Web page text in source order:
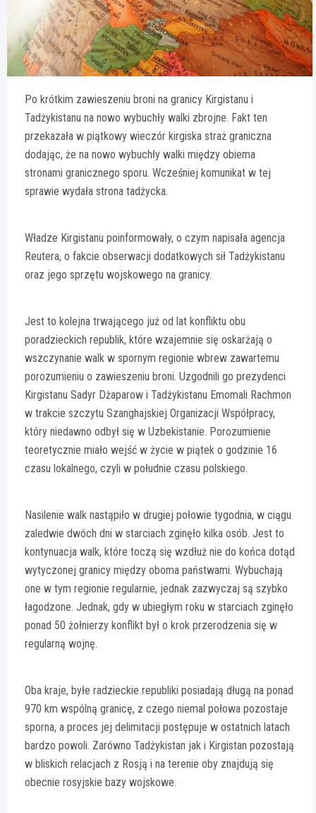
Po krótkim zawieszeniu broni na granicy Kirgistanu i
Tadżykistanu na nowo wybuchły walki zbrojne. Fakt ten
przekazała w piątkowy wieczór kirgiska straż graniczna
dodając, że na nowo wybuchły walki między obiema
stronami granicznego sporu. Wcześniej komunikat w tej
sprawie wydała strona tadżycka.
Władze Kirgistanu poinformowały, o czym napisała agencja
Reutera, o fakcie obserwacji dodatkowych sił Tadżykistanu
oraz jego sprzętu wojskowego na granicy.
Jest to kolejna trwającego już od lat konfliktu obu
poradzieckich republik, które wzajemnie się oskarżają o
wszczynanie walk w spornym regionie wbrew zawartemu
porozumieniu o zawieszeniu broni. Uzgodnili go prezydenci
Kirgistanu Sadyr Dżaparow i Tadżykistanu Emomali Rachmon
w trakcie szczytu Szanghajskiej Organizacji Współpracy,
który niedawno odbył się w Uzbekistanie. Porozumienie
teoretycznie miało wejść w życie w piątek o godzinie 16
czasu lokalnego, czyli w południe czasu polskiego.
Nasilenie walk nastąpiło w drugiej połowie tygodnia, w ciągu
zaledwie dwóch dni w starciach zginęło kilka osób. Jest to
kontynuacja walk, które toczą się wzdłuż nie do końca dotąd
wytyczonej granicy między oboma państwami. Wybuchają
one w tym regionie regularnie, jednak zazwyczaj są szybko
łagodzone. Jednak, gdy w ubiegłym roku w starciach zginęło
ponad 50 żołnierzy konflikt był o krok przerodzenia się w
regularną wojnę.
Oba kraje, byłe radzieckie republiki posiadają długą na ponad
970 km wspólną granicę, z czego niemal połowa pozostaje
sporna, a proces jej delimitacji postępuje w ostatnich latach
bardzo powoli. Zarówno Tadżykistan jak i Kirgistan pozostają
w bliskich relacjach z Rosją i na terenie oby znajdują się
obecnie rosyjskie bazy wojskowe.